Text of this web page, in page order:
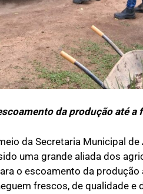
da produção até a
da Secretaria Municipal de
uma grande aliada dos
o escoamento da produção
frescos, de qualidade e